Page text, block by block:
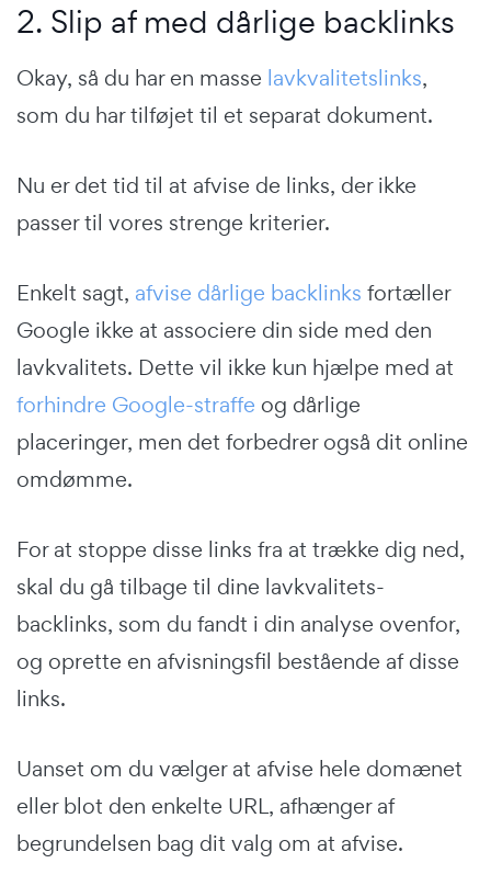
2. Slip af med dårlige backlinks
Okay, så du har en masse lavkvalitetslinks,
som du har tilføjet til et separat dokument.
Nu er det tid til at afvise de links, der ikke
passer til vores strenge kriterier.
Enkelt sagt, afvise dårlige backlinks fortæller
Google ikke at associere din side med den
lavkvalitets. Dette vil ikke kun hjælpe med at
forhindre Google-straffe og dårlige
placeringer, men det forbedrer også dit online
omdømme.
For at stoppe disse links fra at trække dig ned,
skal du gå tilbage til dine lavkvalitets-
backlinks, som du fandt i din analyse ovenfor,
og oprette en afvisningsfil bestående af disse
links.
Uanset om du vælger at afvise hele domænet
eller blot den enkelte URL, afhænger af
begrundelsen bag dit valg om at afvise.